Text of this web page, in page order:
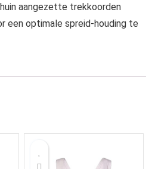
aangezette trekkoorden
een optimale spreid-houding te